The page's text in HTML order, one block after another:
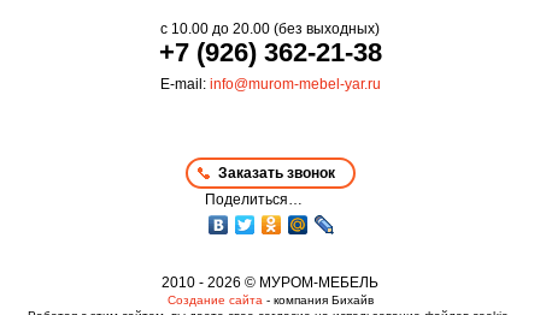
с 10.00 до 20.00 (без выходных)
+7 (926) 362-21-38
E-mail: info@murom-mebel-yar.ru
Заказать звонок
Поделиться…
2010 - 2026 © МУРОМ-МЕБЕЛЬ
Создание сайта - компания Бихайв